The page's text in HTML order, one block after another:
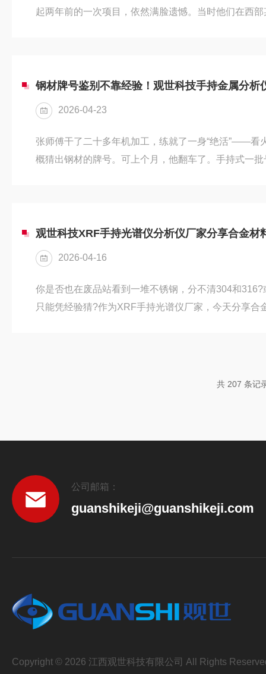
起两年前的一次项目，依然满脸遗憾。当时他们在西
素分析。那么，在哪些具体场景下，这类设备是“刚需
证当勘探队进入新工区，面对大...
钢材牌号鉴别不靠经验！观世科技手持金属分析
2026-04-23
张师傅干了二十多年机加工，练就了一身“绝活”——看
概猜出钢材的牌号。可上个月，他翻车了。手持式一
境：钢材市场鱼龙混杂，靠经验鉴别牌号，风险越来
去，钢材牌号相对...
观世科技XRF手持光谱仪分析仪厂家分享合金材
2026-04-16
你是否也在废品站看到一堆不锈钢，分不清304和
只能凭经验猜?作为XRF手持光谱仪厂家，今天分享合
理直接决定准确度。技巧二：认准“特征指纹”元素不
共 207 条记
公司邮箱：
guanshikeji@guanshikeji.com
Copyright © 2026 江西观世科技有限公司 All Rights